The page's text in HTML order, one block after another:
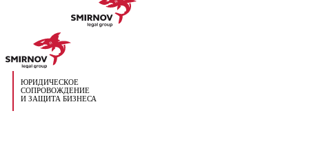
ЮРИДИЧЕСКОЕ
СОПРОВОЖДЕНИЕ
И ЗАЩИТА БИЗНЕСА